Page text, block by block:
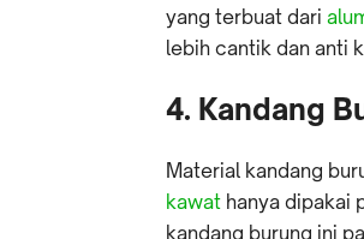
yang terbuat dari
lebih cantik dan anti
4. Kandang
Material kandang
kawat hanya dipakai
kandang burung ini